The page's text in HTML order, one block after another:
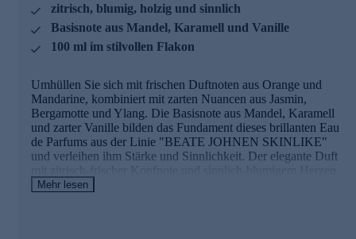
zitrisch, blumig, holzig und sinnlich
Basisnote aus Mandel, Karamell und Vanille
100 ml im stilvollen Flakon
Umhüllen Sie sich mit frischen Duftnoten aus Orange und
Mandarine, kombiniert mit zarten Nuancen aus Jasmin,
Bergamotte und Ylang. Die Basisnote aus Mandel, Karamell
und zarter Vanille bilden das Fundament dieses brillanten Eau
de Parfums aus der Linie "BEATE JOHNEN SKINLIKE"
und verleihen ihm Stärke und Sinnlichkeit. Der elegante Duft
mit zitrisch-frischer Kopfnote und sinnlich-blumigem Herzen
ist geeignet für alle, die ein modernes, raffiniertes Dufterlebnis
Mehr lesen